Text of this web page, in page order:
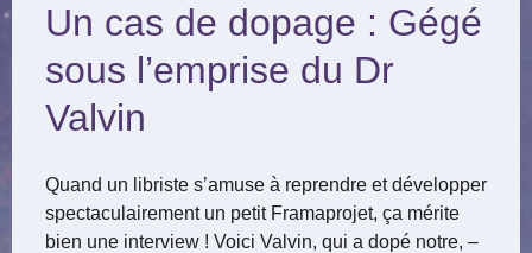
Un cas de dopage : Gégé
sous l’emprise du Dr
Valvin
Quand un libriste s’amuse à reprendre et développer
spectaculairement un petit Framaprojet, ça mérite
bien une interview ! Voici Valvin, qui a dopé notre, –